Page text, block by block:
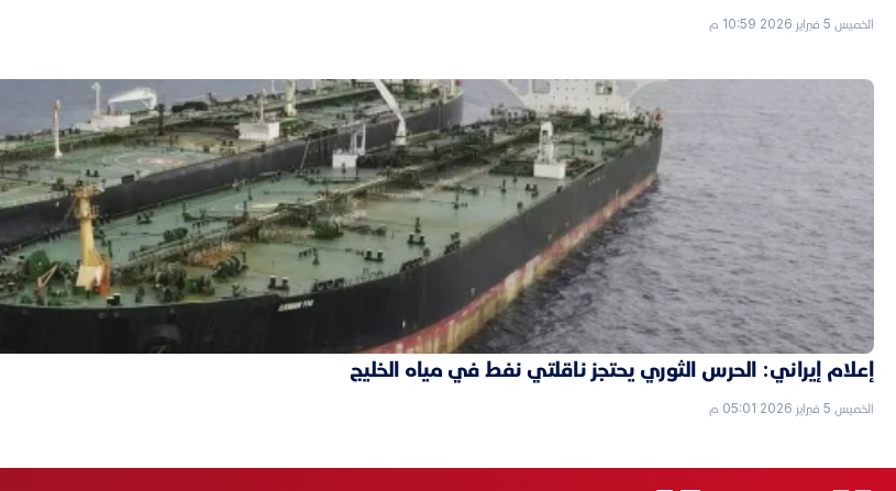
الخميس 5 فبراير 2026 10:59 م
إعلام إيراني: الحرس الثوري يحتجز ناقلتي نفط في مياه الخليج
الخميس 5 فبراير 2026 05:01 م